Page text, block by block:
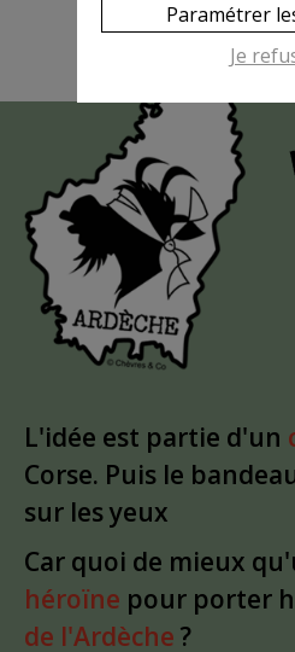
L'idée est partie d'un
Corse. Puis le
sur les yeux
Car quoi de mieux
héroïne pour porter
de l'Ardèche ?
Paramétrer
Je